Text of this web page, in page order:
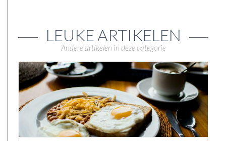
LEUKE ARTIKELEN
Andere artikelen in deze categorie